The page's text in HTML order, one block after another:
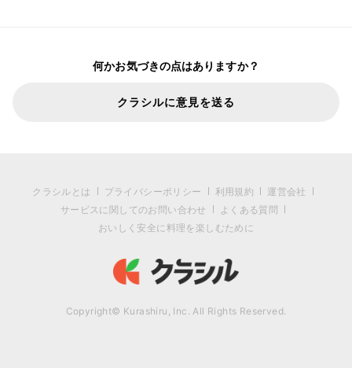
何かお気づきの点はありますか？
クラシルに意見を送る
クラシルとは プライバシーポリシー 利用規約
運営会社
サービスに関してのお問い合わせ
よくある質問
おいしく安全に料理を楽しむために
Copyright© Kurashiru, Inc. All Rights Reserved.